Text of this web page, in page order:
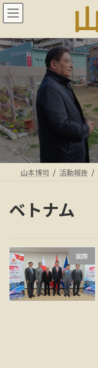
コ
ン
ン
ツ
へ
ス
キ
ッ
プ
ナ
ビ
ー
シ
ョ
ン
に
移
動
山本博司 活動報告
ベトナム
国際